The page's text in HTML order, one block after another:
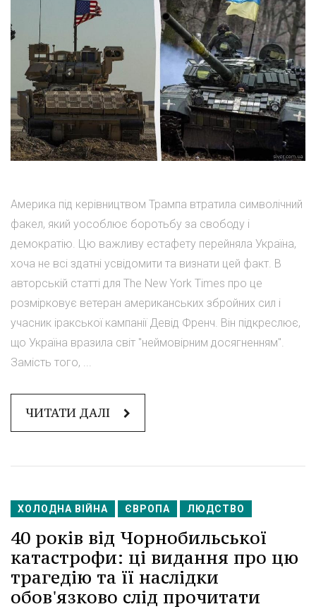
Америка під керівництвом Трампа втратила символічний
факел, який уособлює боротьбу за свободу і
демократію. Цю важливу естафету перейняла Україна,
хоча не всі здатні усвідомити та визнати цей факт. В
авторській статті для The New York Times про це
розмірковує ветеран американських збройних сил і
учасник іракської кампанії Девід Френч. Він підкреслює,
що Україна вразила світ "неймовірним досягненням".
Замість того, ...
ЧИТАТИ ДАЛІ
ХОЛОДНА ВІЙНА ЄВРОПА ЛЮДСТВО
40 років від Чорнобильської
катастрофи: ці видання про цю
трагедію та її наслідки
обов'язково слід прочитати